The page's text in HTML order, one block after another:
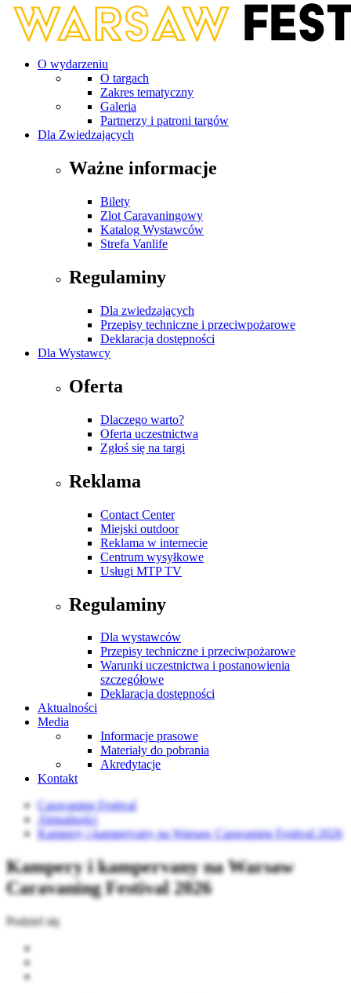
O wydarzeniu
O targach
Zakres tematyczny
Galeria
Partnerzy i patroni targów
Dla Zwiedzających
Ważne informacje
Bilety
Zlot Caravaningowy
Katalog Wystawców
Strefa Vanlife
Regulaminy
Dla zwiedzających
Przepisy techniczne i przeciwpożarowe
Deklaracja dostępności
Dla Wystawcy
Oferta
Dlaczego warto?
Oferta uczestnictwa
Zgłoś się na targi
Reklama
Contact Center
Miejski outdoor
Reklama w internecie
Centrum wysyłkowe
Usługi MTP TV
Regulaminy
Dla wystawców
Przepisy techniczne i przeciwpożarowe
Warunki uczestnictwa i postanowienia
szczegółowe
Deklaracja dostępności
Aktualności
Media
Informacje prasowe
Materiały do pobrania
Akredytacje
Kontakt
Caravaning Festival
Aktualności
Kampery i kampervany na Warsaw Caravaning Festival 2026
Kampery i kampervany na Warsaw
Caravaning Festival 2026
Podziel się